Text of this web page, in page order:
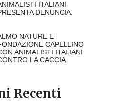
ITALIANI
DENUNCIA.
NATURE E
CAPELLINO
ANIMALISTI ITALIANI
LA CACCIA
Recenti